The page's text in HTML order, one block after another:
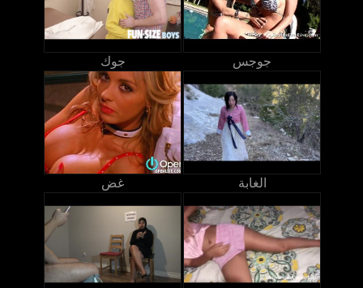
جوك جوجس
غض الغابة